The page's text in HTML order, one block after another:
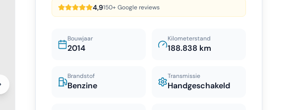
4,9150+ Google reviews
Bouwjaar
2014
Kilometerstand
188.838 km
Brandstof
Benzine
Transmissie
Handgeschakeld